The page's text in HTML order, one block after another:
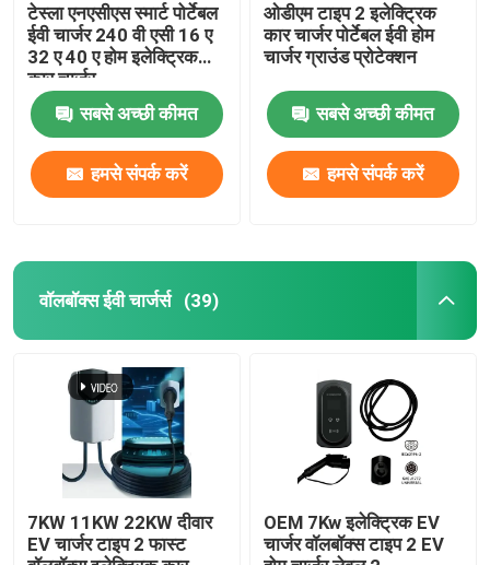
टेस्ला एनएसीएस स्मार्ट पोर्टेबल
ईवी चार्जर 240 वी एसी 16 ए
32 ए 40 ए होम इलेक्ट्रिक
कार चार्जर
सबसे अच्छी कीमत
हमसे संपर्क करें
ओडीएम टाइप 2 इलेक्ट्रिक
कार चार्जर पोर्टेबल ईवी होम
चार्जर ग्राउंड प्रोटेक्शन
सबसे अच्छी कीमत
हमसे संपर्क करें
वॉलबॉक्स ईवी चार्जर्स (39)
7KW 11KW 22KW दीवार
EV चार्जर टाइप 2 फास्ट
OEM 7Kw इलेक्ट्रिक EV
चार्जर वॉलबॉक्स टाइप 2 EV